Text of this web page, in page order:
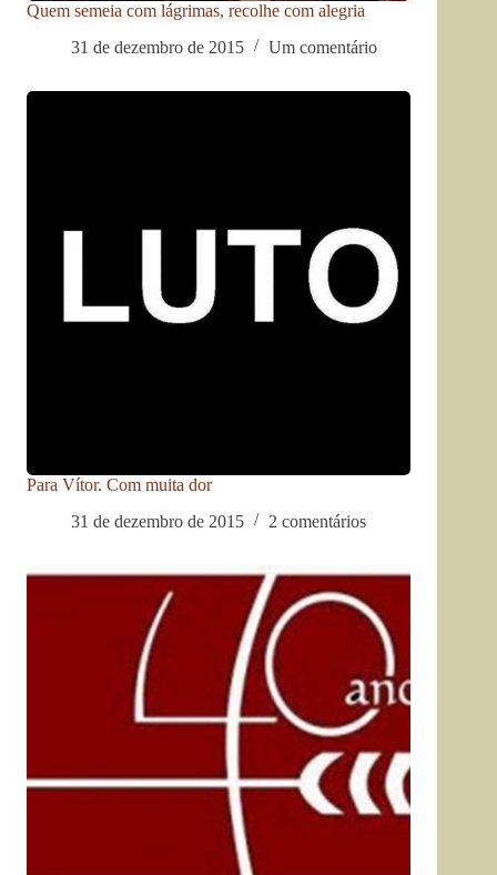
Quem semeia com lágrimas, recolhe com alegria
31 de dezembro de 2015
Um comentário
Para Vítor. Com muita dor
31 de dezembro de 2015
2 comentários